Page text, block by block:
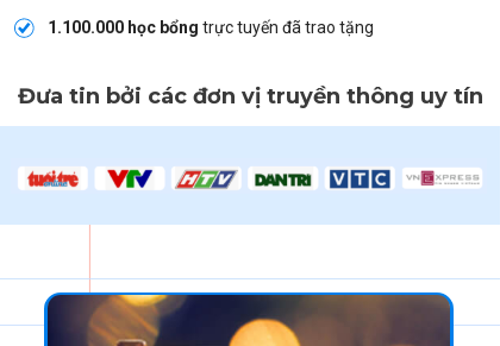
Đưa tin bởi các đơn vị truyền thông uy tín
1.100.000 học bổng trực tuyến đã trao tặng